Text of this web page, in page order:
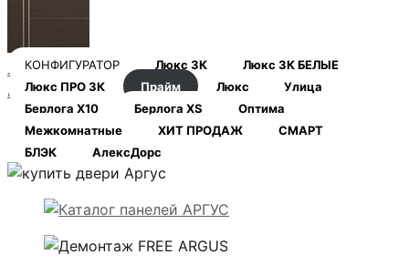
Лофт_венге
гориз.
КОНФИГУРАТОР Люкс 3К
Люкс 3К БЕЛЫЕ
Люкс ПРО 3К
Прайм Люкс
Улица
Берлога Х10
Берлога XS
Оптима
Межкомнатные
ХИТ ПРОДАЖ
СМАРТ
БЛЭК
АлексДорс